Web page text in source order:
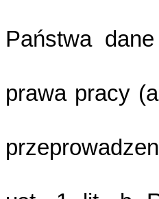
Państwa
prawa pracy